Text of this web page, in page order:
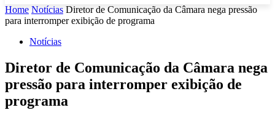
Home Notícias Diretor de Comunicação da Câmara nega pressão
para interromper exibição de programa
Notícias
Diretor de Comunicação da Câmara nega
pressão para interromper exibição de
programa